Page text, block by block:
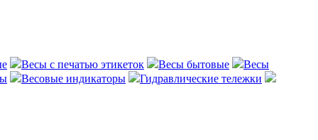
Весы с печатью этикеток Весы бытовые
Весы
Весовые индикаторы Гидравлические тележки